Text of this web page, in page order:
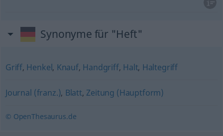
Synonyme für "Heft"
Griff, Henkel, Knauf, Handgriff, Halt, Haltegriff
Journal (franz.), Blatt, Zeitung (Hauptform)
© OpenThesaurus.de